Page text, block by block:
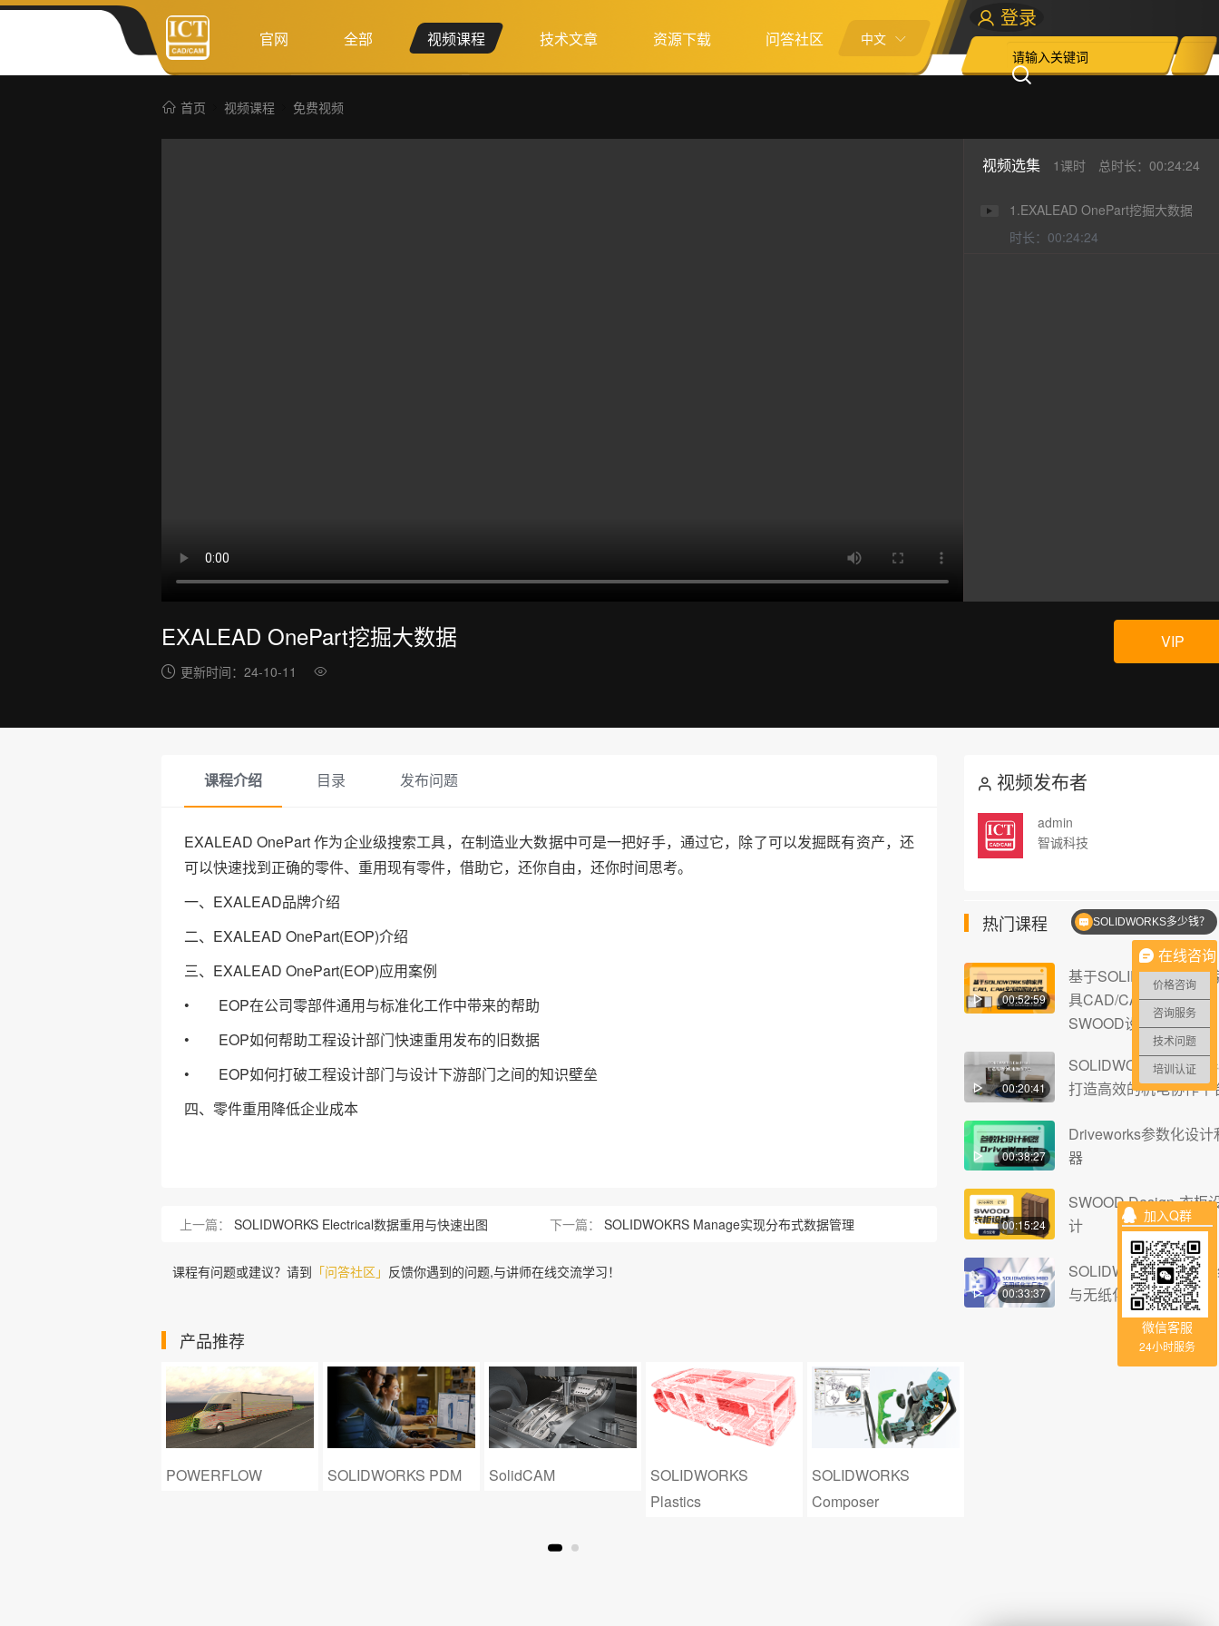
官网 全部 视频课程 技术文章 资源下载 问答社区 中文
登录
首页 视频课程 免费视频
视频选集 1课时 总时长：00:24:24
1.EXALEAD OnePart挖掘大数据
时长：00:24:24
EXALEAD OnePart挖掘大数据
更新时间： 24-10-11
VIP
课程介绍 目录 发布问题
EXALEAD OnePart 作为企业级搜索工具，在制造业大数据中可是一把好手，通过它，除了可以发掘既有资产，还
可以快速找到正确的零件、重用现有零件，借助它，还你自由，还你时间思考。
一、EXALEAD品牌介绍
二、EXALEAD OnePart(EOP)介绍
三、EXALEAD OnePart(EOP)应用案例
• EOP在公司零部件通用与标准化工作中带来的帮助
• EOP如何帮助工程设计部门快速重用发布的旧数据
• EOP如何打破工程设计部门与设计下游部门之间的知识壁垒
四、零件重用降低企业成本
上一篇： SOLIDWORKS Electrical数据重用与快速出图 下一篇： SOLIDWOKRS Manage实现分布式数据管理
课程有问题或建议？请到 「问答社区」 反馈你遇到的问题,与讲师在线交流学习！
产品推荐
POWERFLOW SOLIDWORKS PDM SolidCAM
SOLIDWORKS
Plastics
SOLIDWORKS
Composer
视频发布者
admin
智诚科技
热门课程
00:52:59
基于SOLIDWORKS的
具CAD/CAM解决方案-
SWOOD设计
00:20:41
SOLIDWORKS
打造高效的机电协作平
00:38:27
Driveworks参数化设计
器
00:15:24
SWOOD Design-衣柜
计
00:33:37
SOLIDWORKS MBD
与无纸化办公
加入Q群
微信客服
24小时服务
在线咨询
价格咨询
咨询服务
技术问题
培训认证
SOLIDWORKS多少钱？